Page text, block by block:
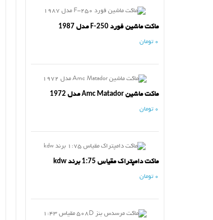
ماکت ماشین فورد F-250 مدل 1987
0 تومان
ماکت ماشین Amc Matador مدل 1972
0 تومان
ماکت دامپتراک مقیاس 1:75 برند kdw
0 تومان